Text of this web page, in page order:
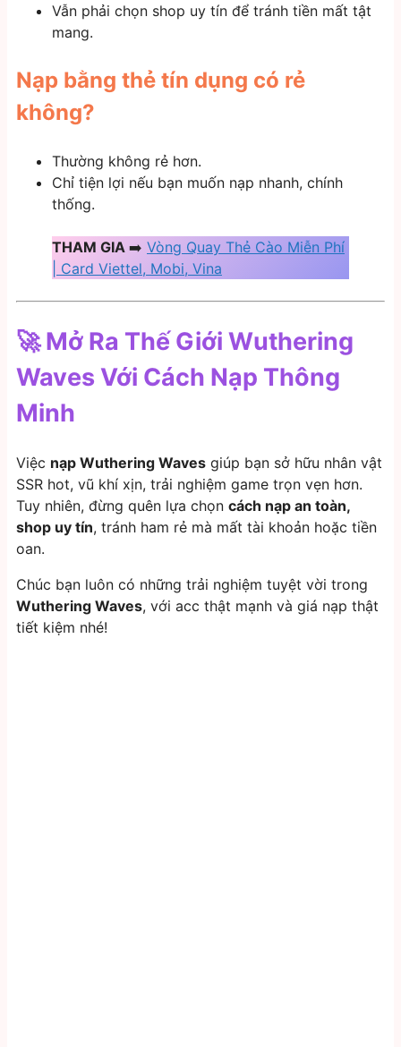
Vẫn phải chọn shop uy tín để tránh tiền mất tật
mang.
Nạp bằng thẻ tín dụng có rẻ
không?
Thường không rẻ hơn.
Chỉ tiện lợi nếu bạn muốn nạp nhanh, chính
thống.
THAM GIA ➡️ Vòng Quay Thẻ Cào Miễn Phí
| Card Viettel, Mobi, Vina
🚀Mở Ra Thế Giới Wuthering
Waves Với Cách Nạp Thông
Minh
Việc nạp Wuthering Waves giúp bạn sở hữu nhân vật
SSR hot, vũ khí xịn, trải nghiệm game trọn vẹn hơn.
Tuy nhiên, đừng quên lựa chọn cách nạp an toàn,
shop uy tín, tránh ham rẻ mà mất tài khoản hoặc tiền
oan.
Chúc bạn luôn có những trải nghiệm tuyệt vời trong
Wuthering Waves, với acc thật mạnh và giá nạp thật
tiết kiệm nhé!